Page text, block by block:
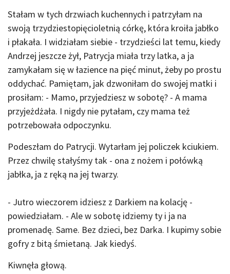
Stałam w tych drzwiach kuchennych i patrzyłam na
swoją trzydziestopięcioletnią córkę, która kroiła jabłko
i płakała. I widziałam siebie - trzydzieści lat temu, kiedy
Andrzej jeszcze żył, Patrycja miała trzy latka, a ja
zamykałam się w łazience na pięć minut, żeby po prostu
oddychać. Pamiętam, jak dzwoniłam do swojej matki i
prosiłam: - Mamo, przyjedziesz w sobotę? - A mama
przyjeżdżała. I nigdy nie pytałam, czy mama też
potrzebowała odpoczynku.
Podeszłam do Patrycji. Wytarłam jej policzek kciukiem.
Przez chwilę stałyśmy tak - ona z nożem i połówką
jabłka, ja z ręką na jej twarzy.
- Jutro wieczorem idziesz z Darkiem na kolację -
powiedziałam. - Ale w sobotę idziemy ty i ja na
promenadę. Same. Bez dzieci, bez Darka. I kupimy sobie
gofry z bitą śmietaną. Jak kiedyś.
Kiwnęła głową.